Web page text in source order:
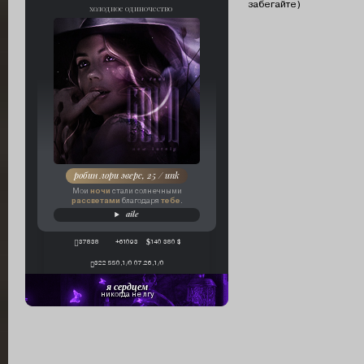
холодное одиночество
робин лори эверс, 25 / unk
Мои ночи стали солнечными
рассветами благодаря тебе .
aile
37838 +61093 140 380 $
322 550,1/0 07.26,1/0
я сердцем
никогда не лгу
забегайте)